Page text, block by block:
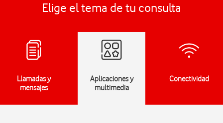
Elige el tema de tu consulta
Llamadas y
mensajes
Aplicaciones y
multimedia
Conectividad